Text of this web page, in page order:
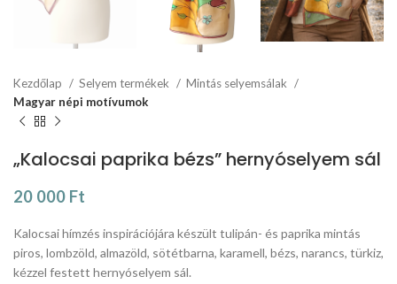
Kezdőlap Selyem termékek
Mintás selyemsálak
Magyar népi motívumok
„Kalocsai paprika bézs” hernyóselyem sál
20 000 Ft
Kalocsai hímzés inspirációjára készült tulipán- és paprika mintás
piros, lombzöld, almazöld, sötétbarna, karamell, bézs, narancs, türkiz,
kézzel festett hernyóselyem sál.